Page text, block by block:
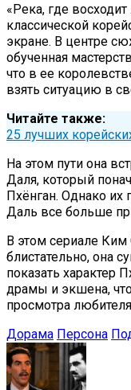
«Река, где
классической
экране. В центре
обученная
что в ее
взять ситуацию в
Читайте также:
25 лучших
На этом пути она
Даля, который
Пхёнган. Однако их
Даль все больше
В этом сериале Ким
блистательно, она
показать характер
драмы и экшена,
просмотра
Дорама Персона